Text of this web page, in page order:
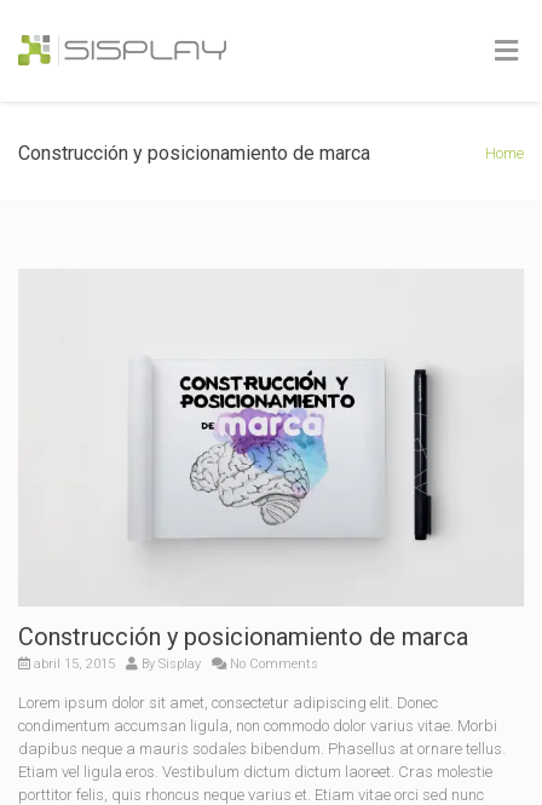
Construcción y posicionamiento de marca Home
Construcción y posicionamiento de marca
abril 15, 2015 By Sisplay No Comments
Lorem ipsum dolor sit amet, consectetur adipiscing elit. Donec
condimentum accumsan ligula, non commodo dolor varius vitae. Morbi
dapibus neque a mauris sodales bibendum. Phasellus at ornare tellus.
Etiam vel ligula eros. Vestibulum dictum dictum laoreet. Cras molestie
porttitor felis, quis rhoncus neque varius et. Etiam vitae orci sed nunc